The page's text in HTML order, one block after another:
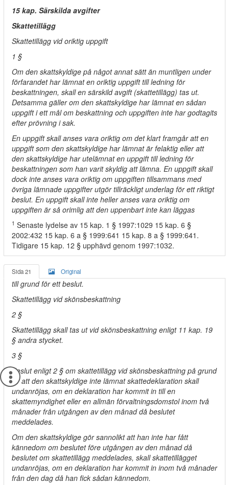
15 kap. Särskilda avgifter
Skattetillägg
Skattetillägg vid oriktig uppgift
1 §
Om den skattskyldige på något annat sätt än muntligen under
förfarandet har lämnat en oriktig uppgift till ledning för
beskattningen, skall en särskild avgift (skattetillägg) tas ut.
Detsamma gäller om den skattskyldige har lämnat en sådan
uppgift i ett mål om beskattning och uppgiften inte har godtagits
efter prövning i sak.
En uppgift skall anses vara oriktig om det klart framgår att en
uppgift som den skattskyldige har lämnat är felaktig eller att
den skattskyldige har utelämnat en uppgift till ledning för
beskattningen som han varit skyldig att lämna. En uppgift skall
dock inte anses vara oriktig om uppgiften tillsammans med
övriga lämnade uppgifter utgör tillräckligt underlag för ett riktigt
beslut. En uppgift skall inte heller anses vara oriktig om
uppgiften är så orimlig att den uppenbart inte kan läggas
1 Senaste lydelse av 15 kap. 1 § 1997:1029 15 kap. 6 §
2002:432 15 kap. 6 a § 1999:641 15 kap. 8 a § 1999:641.
Tidigare 15 kap. 12 § upphävd genom 1997:1032.
Sida 21 Original
till grund för ett beslut.
Skattetillägg vid skönsbeskattning
2 §
Skattetillägg skall tas ut vid skönsbeskattning enligt 11 kap. 19
§ andra stycket.
3 §
Beslut enligt 2 § om skattetillägg vid skönsbeskattning på grund
av att den skattskyldige inte lämnat skattedeklaration skall
undanröjas, om en deklaration har kommit in till en
skattemyndighet eller en allmän förvaltningsdomstol inom två
månader från utgången av den månad då beslutet
meddelades.
Om den skattskyldige gör sannolikt att han inte har fått
kännedom om beslutet före utgången av den månad då
beslutet om skattetillägg meddelades, skall skattetillägget
undanröjas, om en deklaration har kommit in inom två månader
från den dag då han fick sådan kännedom.